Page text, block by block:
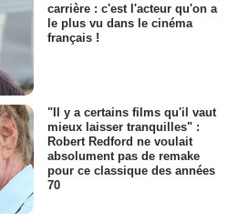
carrière : c'est l'acteur qu'on a
le plus vu dans le cinéma
français !
"Il y a certains films qu'il vaut
mieux laisser tranquilles" :
Robert Redford ne voulait
absolument pas de remake
pour ce classique des années
70